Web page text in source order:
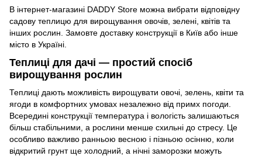
В інтернет-магазині DADDY Store можна вибрати відповідну
садову теплицю для вирощування овочів, зелені, квітів та
інших рослин. Замовте доставку конструкції в Київ або інше
місто в Україні.
Теплиці для дачі — простий спосіб
вирощування рослин
Теплиці дають можливість вирощувати овочі, зелень, квіти та
ягоди в комфортних умовах незалежно від примх погоди.
Всередині конструкції температура і вологість залишаються
більш стабільними, а рослини менше схильні до стресу. Це
особливо важливо ранньою весною і пізньою осінню, коли
відкритий грунт ще холодний, а нічні заморозки можуть